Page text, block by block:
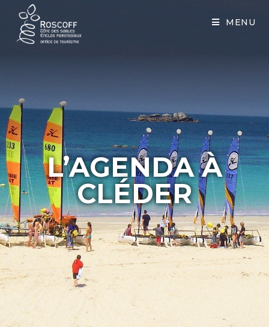
MENU
L’AGENDA À
CLÉDER
Cookies management panel